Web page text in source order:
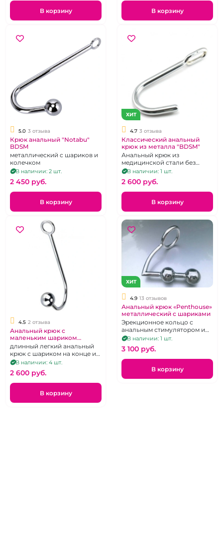
В корзину В корзину
5.0 3 отзыва
Крюк анальный "Notabu"
BDSM
металлический с шариков и
колечком
В наличии: 2 шт.
2 450 pуб.
В корзину
ХИТ
4.7 3 отзыва
Классический анальный
крюк из металла "BDSM"
Анальный крюк из
медицинской стали без
дополнительной
стимуляции на вершине
В наличии: 1 шт.
2 600 pуб.
В корзину
4.5 2 отзыва
Анальный крюк с
маленьким шариком
«Penthouse» из
медицинской стали
длинный легкий анальный
крюк с шариком на конце и
колечком для поводка
В наличии: 4 шт.
2 600 pуб.
В корзину
ХИТ
4.9 13 отзывов
Анальный крюк «Penthouse»
металлический с шариками
Эрекционное кольцо с
анальным стимулятором и
бандажное приспособление
для ограничения движения
из хирургического сплава,
отполированный до блеска.
В наличии: 1 шт.
3 100 pуб.
В корзину